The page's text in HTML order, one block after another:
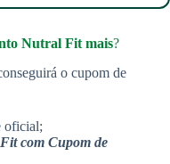
Nutral Fit mais?
o cupom de
oficial;
com Cupom de